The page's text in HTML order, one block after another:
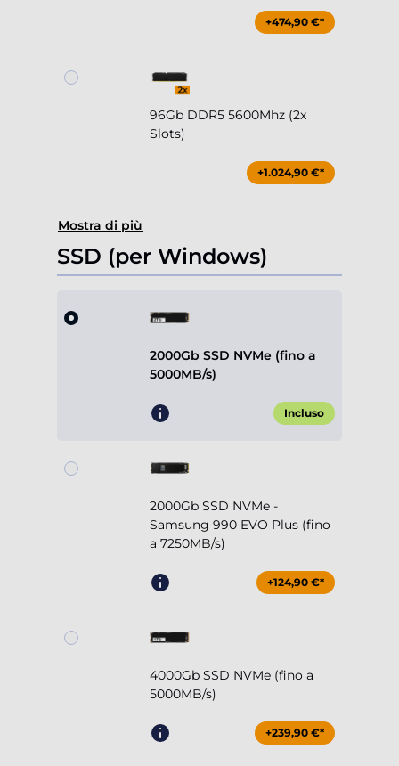
+474,90 €*
96Gb DDR5 5600Mhz (2x
Slots)
+1.024,90 €*
Mostra di più
SSD (per Windows)
2000Gb SSD NVMe (fino a
5000MB/s)
Incluso
2000Gb SSD NVMe -
Samsung 990 EVO Plus (fino
a 7250MB/s)
+124,90 €*
4000Gb SSD NVMe (fino a
5000MB/s)
+239,90 €*